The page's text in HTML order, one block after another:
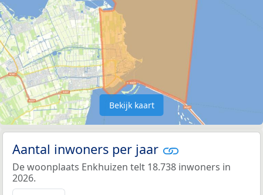
Bekijk kaart
Aantal inwoners per jaar
De woonplaats Enkhuizen telt 18.738 inwoners in
2026.